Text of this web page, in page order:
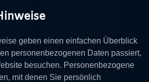
geben einen einfachen Überblick
personenbezogenen Daten passiert,
besuchen. Personenbezogene
mit denen Sie persönlich